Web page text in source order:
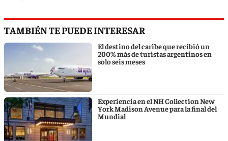
TAMBIÉN TE PUEDE INTERESAR
El destino del caribe que recibió un
200% más de turistas argentinos en
solo seis meses
Experiencia en el NH Collection New
York Madison Avenue para la final del
Mundial